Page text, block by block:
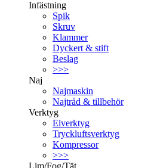
Infästning
Spik
Skruv
Klammer
Dyckert & stift
Beslag
>>>
Naj
Najmaskin
Najtråd & tillbehör
Verktyg
Elverktyg
Tryckluftsverktyg
Kompressor
>>>